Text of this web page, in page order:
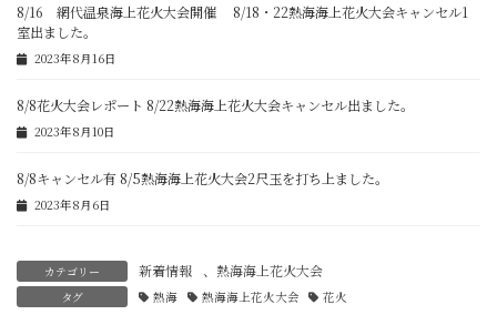
8/16 網代温泉海上花火大会開催 8/18・22熱海海上花火大会キャンセル1
室出ました。
2023年8月16日
8/8花火大会レポート 8/22熱海海上花火大会キャンセル出ました。
2023年8月10日
8/8キャンセル有 8/5熱海海上花火大会2尺玉を打ち上ました。
2023年8月6日
カテゴリー 新着情報 、 熱海海上花火大会
タグ 熱海 熱海海上花火大会 花火